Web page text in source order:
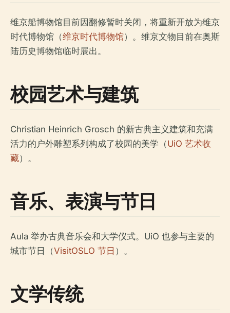
维京船博物馆目前因翻修暂时关闭，将重新开放为维京
时代博物馆（维京时代博物馆）。维京文物目前在奥斯
陆历史博物馆临时展出。
校园艺术与建筑
Christian Heinrich Grosch 的新古典主义建筑和充满
活力的户外雕塑系列构成了校园的美学（UiO 艺术收
藏）。
音乐、表演与节日
Aula 举办古典音乐会和大学仪式。UiO 也参与主要的
城市节日（VisitOSLO 节日 ）。
文学传统